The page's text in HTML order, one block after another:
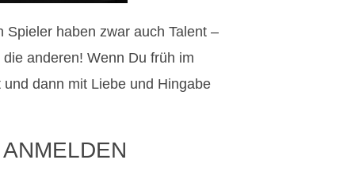
Spieler haben zwar auch Talent –
anderen! Wenn Du früh im
dann mit Liebe und Hingabe